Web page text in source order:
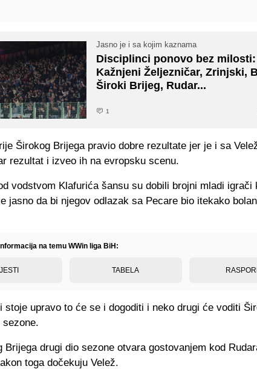
Jasno je i sa kojim kaznama
Disciplinci ponovo bez milosti:
Kažnjeni Željezničar, Zrinjski,
Široki Brijeg, Rudar...
1
Širokog Brijega pravio dobre rezultate jer je i sa
rezultat i izveo ih na evropsku scenu.
vodstvom Klafurića šansu su dobili brojni mladi igrači
jasno da bi njegov odlazak sa Pecare bio itekako
na temu WWin liga BiH:
TABELA
stoje upravo to će se i dogoditi i neko drugi će voditi
sezone.
Brijega drugi dio sezone otvara gostovanjem kod
toga dočekuju Velež.